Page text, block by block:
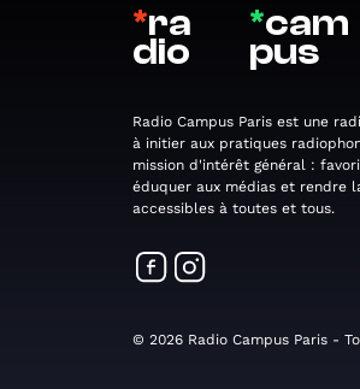
*ra
dio
*cam
pus
Radio Campus Paris est une
à initier aux pratiques
mission d'intérêt général :
éduquer aux médias et rendre
accessibles à toutes et tous.
© 2026 Radio Campus Paris -